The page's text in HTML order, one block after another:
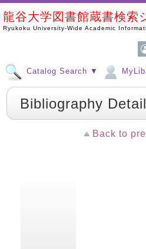
龍谷大学図書館蔵書検索
Ryukoku University-Wide Academic
Catalog Search ▼
Bibliography
Back to